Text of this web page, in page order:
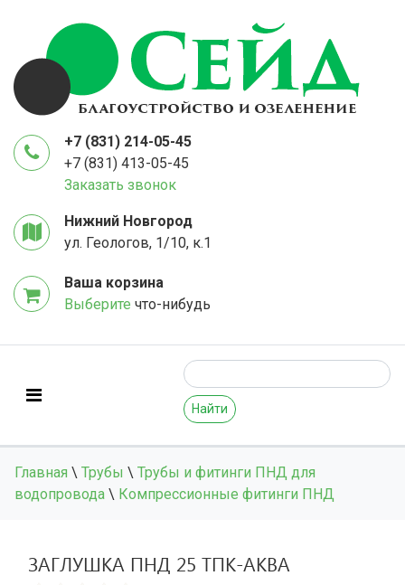
+7 (831) 214-05-45
+7 (831) 413-05-45
Заказать звонок
Нижний Новгород
ул. Геологов, 1/10, к.1
Ваша корзина
Выберите что-нибудь
Найти
Главная \ Трубы \ Трубы и фитинги ПНД для
водопровода \ Компрессионные фитинги ПНД
ЗАГЛУШКА ПНД 25 ТПК-АКВА